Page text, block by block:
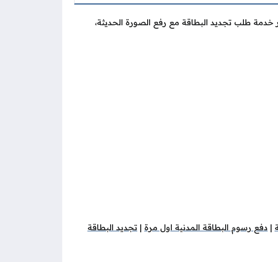
طلب تجديد البطاقة مع رفع الصورة الحديثة،
| دفع رسوم البطاقة المدنية اول مرة | تجديد البطاقة